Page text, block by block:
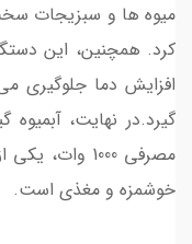
میوه ها و سبزیجات سخت
کرد. همچنین، این
افزایش دما جلوگیری
مصرفی 1000
خوشمزه و مغذی است.